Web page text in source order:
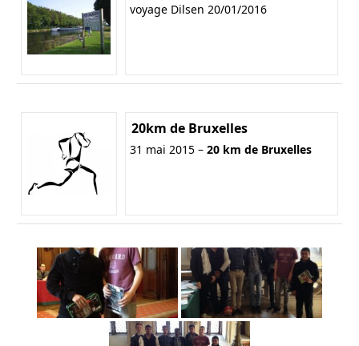
voyage Dilsen 20/01/2016
20km de Bruxelles
31 mai 2015 – 20 km de Bruxelles